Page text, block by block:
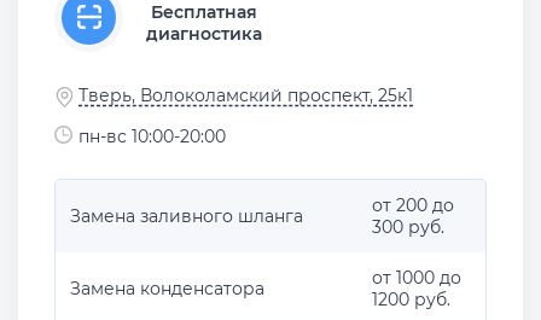
Бесплатная
диагностика
Тверь, Волоколамский проспект, 25к1
пн-вс 10:00-20:00
Замена заливного шланга
от 200 до
300 руб.
Замена конденсатора
от 1000 до
1200 руб.